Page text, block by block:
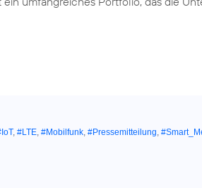
, #LTE, #Mobilfunk, #Pressemitteilung,